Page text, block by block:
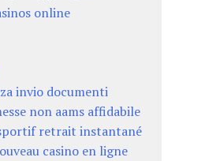
online
invio documenti
non aams affidabile
retrait instantané
casino en ligne